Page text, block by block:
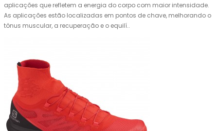
aplicações que refletem a energia do corpo com maior intensidade.
As aplicações estão localizadas em pontos de chave, melhorando o
tônus muscular, a recuperação e o equilí..